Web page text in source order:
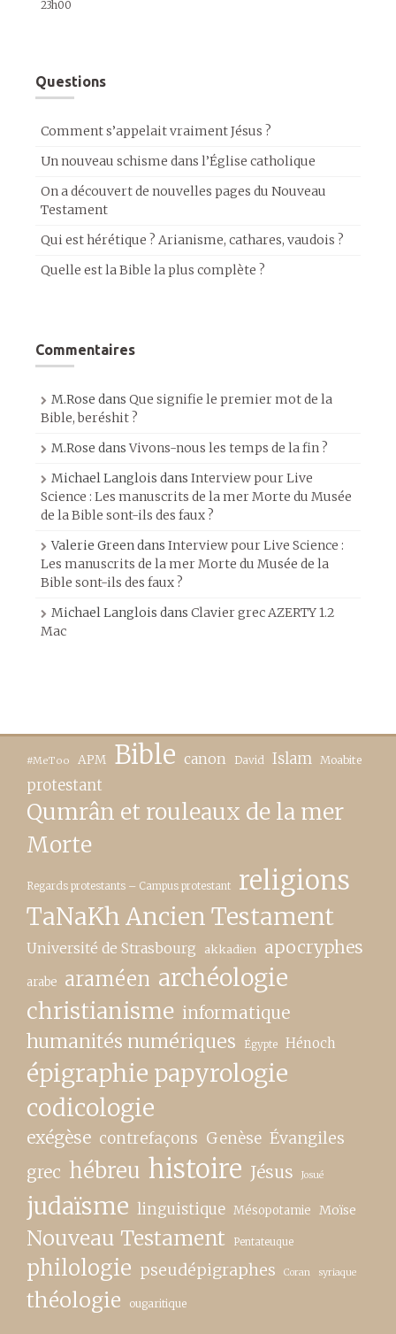
23h00
Questions
Comment s’appelait vraiment Jésus ?
Un nouveau schisme dans l’Église catholique
On a découvert de nouvelles pages du Nouveau
Testament
Qui est hérétique ? Arianisme, cathares, vaudois ?
Quelle est la Bible la plus complète ?
Commentaires
M.Rose dans Que signifie le premier mot de la
Bible, beréshit ?
M.Rose dansVivons-nous les temps de la fin ?
Michael Langlois dans Interview pour Live
Science : Les manuscrits de la mer Morte du Musée
de la Bible sont-ils des faux ?
Valerie Greendans Interview pour Live Science :
Les manuscrits de la mer Morte du Musée de la
Bible sont-ils des faux ?
Michael Langlois dans Clavier grec AZERTY 1.2
Mac
#MeToo APM Bible canon David Islam Moabite
protestant
Qumrân et rouleaux de la mer
Morte
Regards protestants – Campus protestant religions
TaNaKh Ancien Testament
Université de Strasbourg akkadien apocryphes
arabe araméen archéologie
christianisme informatique
humanités numériques Égypte Hénoch
épigraphie papyrologie
codicologie
exégèse contrefaçons Genèse Évangiles
grec hébreu histoire Jésus Josué
judaïsme linguistique Mésopotamie Moïse
Nouveau Testament Pentateuque
philologie pseudépigraphes Coran syriaque
théologie ougaritique